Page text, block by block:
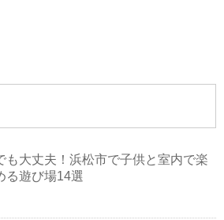
も大丈夫！浜松市で子供と室内で楽
る遊び場14選